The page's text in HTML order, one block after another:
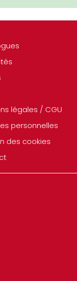
légales / CGU
personnelles
des cookies